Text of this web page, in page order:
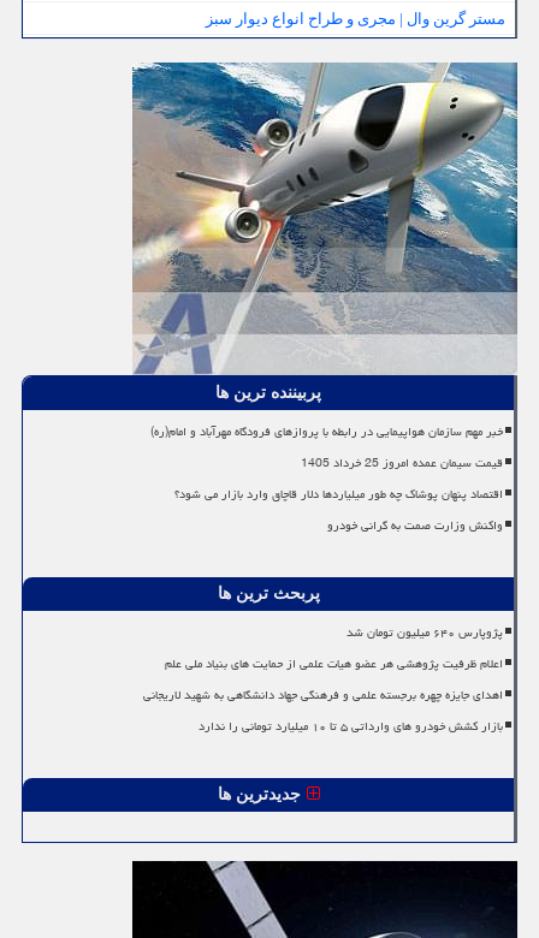
مستر گرین وال | مجری و طراح انواع دیوار سبز
پربیننده ترین ها
خبر مهم سازمان هواپیمایی در رابطه با پروازهای فرودگاه مهرآباد و امام(ره)
قیمت سیمان عمده امروز 25 خرداد 1405
اقتصاد پنهان پوشاک چه طور میلیاردها دلار قاچاق وارد بازار می شود؟
واکنش وزارت صمت به گرانی خودرو
پربحث ترین ها
پژوپارس ۶۴۰ میلیون تومان شد
اعلام ظرفیت پژوهشی هر عضو هیات علمی از حمایت های بنیاد ملی علم
اهدای جایزه چهره برجسته علمی و فرهنگی جهاد دانشگاهی به شهید لاریجانی
بازار کشش خودرو های وارداتی ۵ تا ۱۰ میلیارد تومانی را ندارد
جدیدترین ها